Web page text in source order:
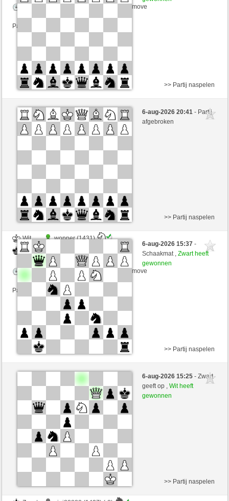
Speelduur: 4 minutes/side + 4 seconds/move
Partij telt mee voor de ranglijst
Wit
wopper (1431)
Zwart
schachmuehle (1643)
>> Partij naspelen
6-aug-2026 20:41- Partij
afgebroken
Wit
wopper (1431)
Zwart
Speelduur: 4 minutes/side + 4 seconds/move
Partij telt mee voor de ranglijst
>> Partij naspelen
6-aug-2026 15:37-
Schaakmat ,Zwart heeft
gewonnen
Wit
sigi88888 (1429) (-7)
schachmuehle (1636) (+7)
Speelduur: 4 minutes/side + 4 seconds/move
Partij telt mee voor de ranglijst
>> Partij naspelen
6-aug-2026 15:25- Zwart
geeft op ,Wit heeft
gewonnen
>> Partij naspelen